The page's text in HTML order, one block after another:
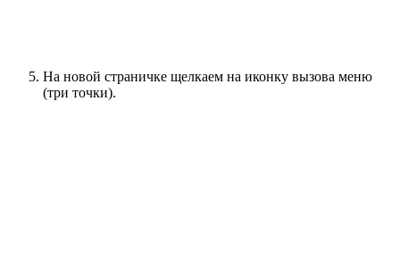
На новой страничке щелкаем на иконку вызова меню
(три точки).